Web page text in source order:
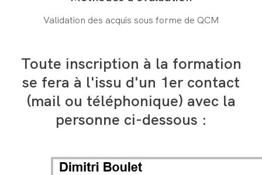
Validation des acquis sous forme de QCM
Toute inscription à la formation
se fera à l'issu d'un 1er contact
(mail ou téléphonique) avec la
personne ci-dessous :